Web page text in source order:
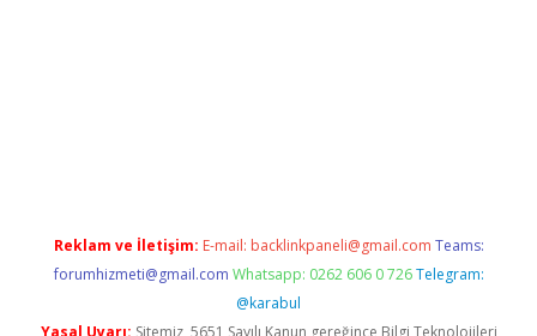
Reklam ve İletişim: E-mail: backlinkpaneli@gmail.com Teams:
forumhizmeti@gmail.com Whatsapp: 0262 606 0 726 Telegram:
@karabul
Yasal Uyarı: Sitemiz, 5651 Sayılı Kanun gereğince Bilgi Teknolojileri